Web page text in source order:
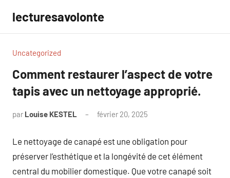
contenu
lecturesavolonte
Uncategorized
Comment restaurer l’aspect de votre
tapis avec un nettoyage approprié.
par Louise KESTEL février 20, 2025
Le nettoyage de canapé est une obligation pour
préserver l’esthétique et la longévité de cet élément
central du mobilier domestique. Que votre canapé soit